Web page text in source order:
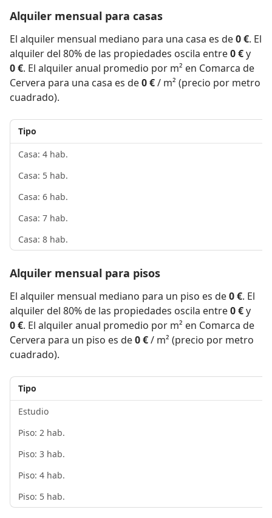
Alquiler mensual para casas
El alquiler mensual mediano para una casa es de0 €. El
alquiler del 80% de las propiedades oscila entre0 €y
0 €. El alquiler anual promedio por m² en Comarca de
Cervera para una casa es de0 €/ m² (precio por metro
cuadrado).
Tipo
Casa: 4 hab.
Casa: 5 hab.
Casa: 6 hab.
Casa: 7 hab.
Casa: 8 hab.
Alquiler mensual para pisos
El alquiler mensual mediano para un piso es de0 €. El
alquiler del 80% de las propiedades oscila entre0 €y
0 €. El alquiler anual promedio por m² en Comarca de
Cervera para un piso es de0 €/ m² (precio por metro
cuadrado).
Tipo
Estudio
Piso: 2 hab.
Piso: 3 hab.
Piso: 4 hab.
Piso: 5 hab.